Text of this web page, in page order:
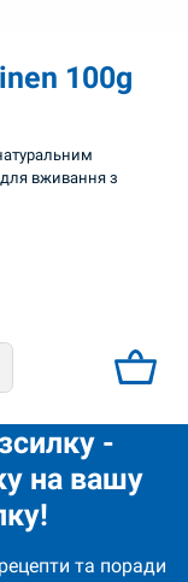
100g
вживання з
-
на вашу
та поради